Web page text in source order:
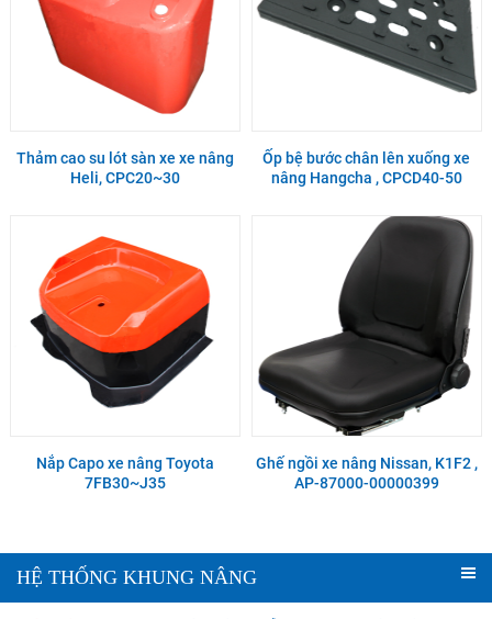
Thảm cao su lót sàn xe xe nâng
Heli, CPC20~30
Ốp bệ bước chân lên xuống xe
nâng Hangcha , CPCD40-50
Nắp Capo xe nâng Toyota
7FB30~J35
Ghế ngồi xe nâng Nissan, K1F2 ,
AP-87000-00000399
HỆ THỐNG KHUNG NÂNG